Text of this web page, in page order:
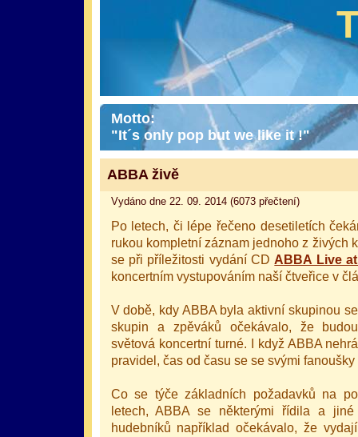
Motto:
"It´s only pop but we like it !"
ABBA živě
Vydáno dne 22. 09. 2014 (6073 přečtení)
Po letech, či lépe řečeno desetiletích
rukou kompletní záznam jednoho z živých
se při příležitosti vydání CD ABBA Live
koncertním vystupováním naší čtveřice v
V době, kdy ABBA byla aktivní skupinou
skupin a zpěváků očekávalo, že
světová koncertní turné. I když ABBA
pravidel, čas od času se se svými
Co se týče základních požadavků na
letech, ABBA se některými řídila a
hudebníků například očekávalo, že